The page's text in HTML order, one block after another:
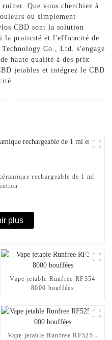
Que vous cherchiez à
ou simplement
CBD sont la solution
la praticité et l'efficacité de
Co., Ltd. s'engage
haute qualité à des prix
jetables et intégrez le CBD
rechargeable de 1 ml
plus
Vape jetable Runfree RF354
8000 bouffées
Vape jetable Runfree RF525 -